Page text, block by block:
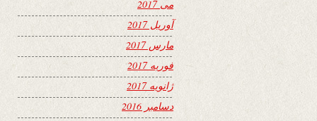
می 2017
آوریل 2017
مارس 2017
فوریه 2017
ژانویه 2017
دسامبر 2016